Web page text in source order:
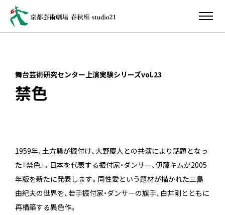
舞台芸術研究センター上演実験シリーズvol.23
禁色
1959年、土方巽が振付け、大野慶人との共演により話題となっ
た『禁色』。日本を代表する振付家・ダンサー、伊藤キムが2005
年版を新たに発表します。同性愛という題材が描かれた三島
由紀夫の世界を、若手振付家・ダンサーの旗手、白井剛とともに
再構築する異色作。